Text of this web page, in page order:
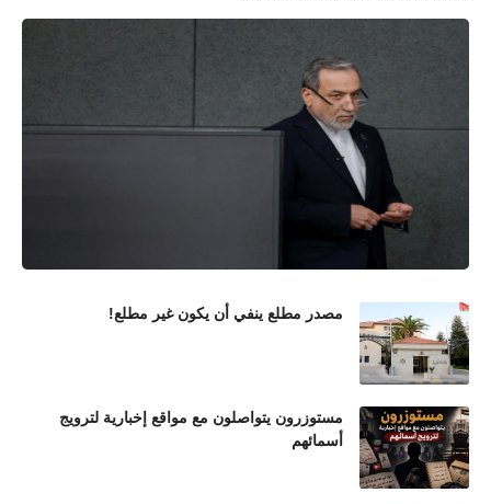
مصدر مطلع ينفي أن يكون غير مطلع!
مستوزرون يتواصلون مع مواقع إخبارية لترويج
أسمائهم